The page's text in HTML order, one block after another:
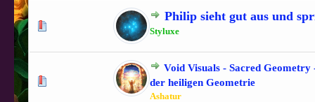
Philip sieht gut aus und
Styluxe
1 Bewertung(en) - 2 von 5 durchschnittlich
12345
Void Visuals - Sacred Geometry
der heiligen Geometrie
Ashatur
1 Bewertung(en) - 5 von 5 durchschnittlich
12345